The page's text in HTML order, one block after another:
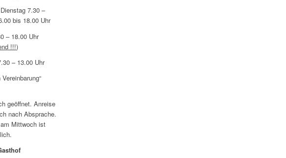
7.30 –
bis 18.00 Uhr
– 18.00 Uhr
!!!)
– 13.00 Uhr
geöffnet. Anreise
nach Absprache.
Mittwoch ist